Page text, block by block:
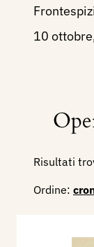
10
Risultati
Ordine: